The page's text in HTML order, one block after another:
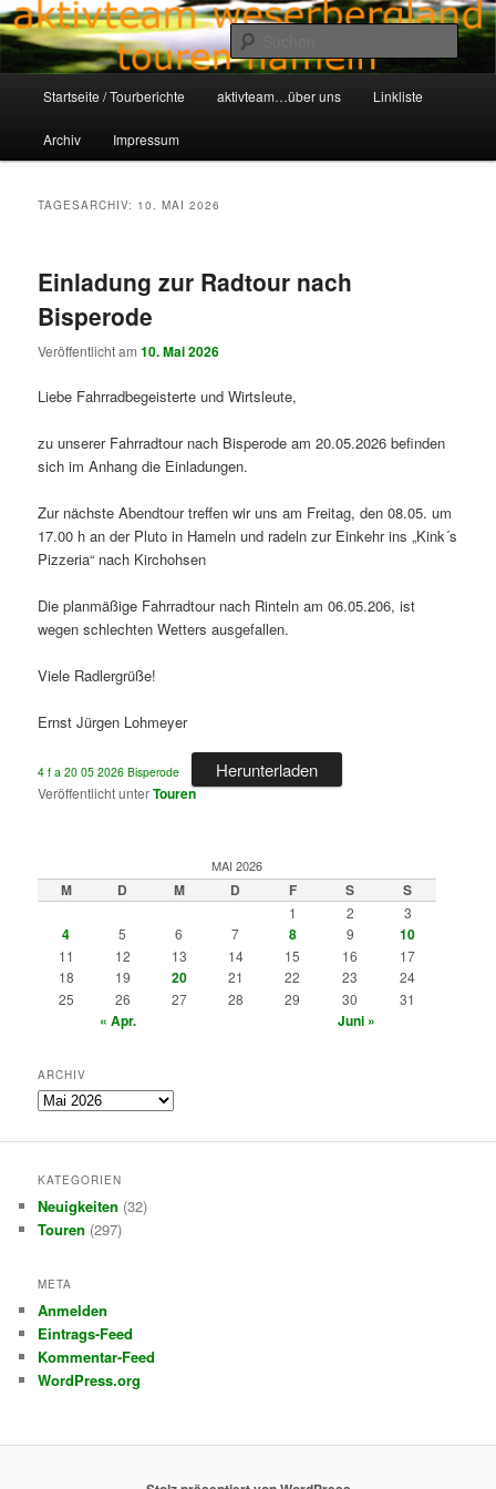
Zum
primären
Inhalt
springen
Zum
sekundären
Inhalt
springenawt-hameln.de
Aktivteam-Weserbergland-Touren-Hameln
Startseite / Tourberichte aktivteam…über uns Linkliste
Archiv Impressum
TAGESARCHIV: 10. MAI 2026
Einladung zur Radtour nach
Bisperode
Veröffentlicht am10. Mai 2026
Liebe Fahrradbegeisterte und Wirtsleute,
zu unserer Fahrradtour nach Bisperode am 20.05.2026 befinden
sich im Anhang die Einladungen.
Zur nächste Abendtour treffen wir uns am Freitag, den 08.05. um
17.00 h an der Pluto in Hameln und radeln zur Einkehr ins „Kink´s
Pizzeria“ nach Kirchohsen
Die planmäßige Fahrradtour nach Rinteln am 06.05.206, ist
wegen schlechten Wetters ausgefallen.
Viele Radlergrüße!
Ernst Jürgen Lohmeyer
4 f a 20 05 2026 Bisperode Herunterladen
Veröffentlicht unterTouren
MAI 2026
M D M D F S S
1 2 3
4 5 6 7 8 9 10
11 12 13 14 15 16
17
18
19 20 21 22 23
24
25
26 27 28 29 30 31
« Apr. Juni »
ARCHIV
Archiv
KATEGORIEN
Neuigkeiten (32)
Touren (297)
META
Anmelden
Eintrags-Feed
Kommentar-Feed
WordPress.org